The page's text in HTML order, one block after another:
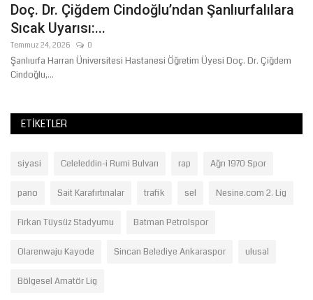
Doç. Dr. Çiğdem Cindoğlu’ndan Şanlıurfalılara
Sıcak Uyarısı:...
Temmuz 24, 2026 0
Şanlıurfa Harran Üniversitesi Hastanesi Öğretim Üyesi Doç. Dr. Çiğdem
Cindoğlu,...
ETIKETLER
siyasi Celeleddin-i Rumi Bulvarı rap Ağrı 1970 Spor
pano Sait Karafırtınalar trafik sel Nesine.com 2. Lig
Firkan Tüysüz Stadyumu Batman Petrolspor
Olarenwaju Kayode Sincan Belediye Ankaraspor ulusal
Bölgesel Amatör Lig